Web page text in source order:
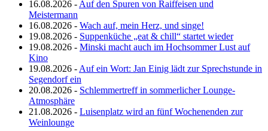
16.08.2026 - Auf den Spuren von Raiffeisen und
Meistermann
16.08.2026 - Wach auf, mein Herz, und singe!
19.08.2026 - Suppenküche „eat & chill“ startet wieder
19.08.2026 - Minski macht auch im Hochsommer Lust auf
Kino
19.08.2026 - Auf ein Wort: Jan Einig lädt zur Sprechstunde in
Segendorf ein
20.08.2026 - Schlemmertreff in sommerlicher Lounge-
Atmosphäre
21.08.2026 - Luisenplatz wird an fünf Wochenenden zur
Weinlounge